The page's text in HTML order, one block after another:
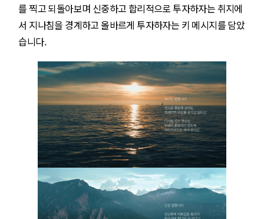
를 찍고 되돌아보며 신중하고 합리적으로 투자하자는 취지에
서 지나침을 경계하고 올바르게 투자하자는 키 메시지를 담았
습니다.